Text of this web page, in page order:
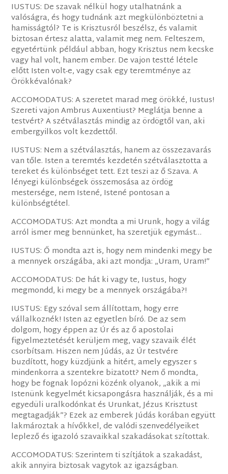
IUSTUS: De szavak nélkül hogy utalhatnánk a
valóságra, és hogy tudnánk azt megkülönböztetni a
hamisságtól? Te is Krisztusról beszélsz, és valamit
biztosan értesz alatta, valamit meg nem. Felteszem,
egyetértünk például abban, hogy Krisztus nem kecske
vagy hal volt, hanem ember. De vajon testté létele
előtt Isten volt-e, vagy csak egy teremtménye az
Örökkévalónak?
ACCOMODATUS: A szeretet marad meg örökké, Iustus!
Szereti vajon Ambrus Auxentiust? Meglátja benne a
testvért? A szétválasztás mindig az ördögtől van, aki
embergyilkos volt kezdettől.
IUSTUS: Nem a szétválasztás, hanem az összezavarás
van tőle. Isten a teremtés kezdetén szétválasztotta a
tereket és különbséget tett. Ezt teszi az ő Szava. A
lényegi különbségek összemosása az ördög
mestersége, nem Istené, Istené pontosan a
különbségtétel.
ACCOMODATUS: Azt mondta a mi Urunk, hogy a világ
arról ismer meg bennünket, ha szeretjük egymást…
IUSTUS: Ő mondta azt is, hogy nem mindenki megy be
a mennyek országába, aki azt mondja: „Uram, Uram!”
ACCOMODATUS: De hát ki vagy te, Iustus, hogy
megmondd, ki megy be a mennyek országába?!
IUSTUS: Egy szóval sem állítottam, hogy erre
vállalkoznék! Isten az egyetlen bíró. De az sem
dolgom, hogy éppen az Úr és az ő apostolai
figyelmeztetését kerüljem meg, vagy szavaik élét
csorbítsam. Hiszen nem Júdás, az Úr testvére
buzdított, hogy küzdjünk a hitért, amely egyszer s
mindenkorra a szentekre bizatott? Nem ő mondta,
hogy be fognak lopózni közénk olyanok, „akik a mi
Istenünk kegyelmét kicsapongásra használják, és a mi
egyedüli uralkodónkat és Urunkat, Jézus Krisztust
megtagadják”? Ezek az emberek Júdás korában együtt
lakmároztak a hívőkkel, de valódi szenvedélyeiket
leplező és igazoló szavaikkal szakadásokat szítottak.
ACCOMODATUS: Szerintem ti szítjátok a szakadást,
akik annyira biztosak vagytok az igazságban.